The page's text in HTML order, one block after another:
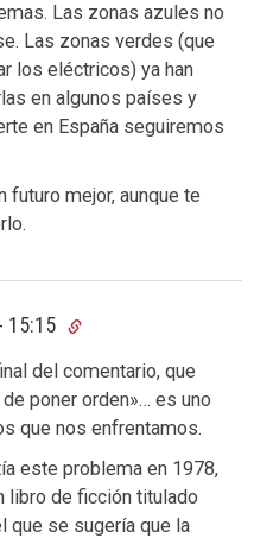
Las zonas azules no
Las zonas verdes (que
los eléctricos) ya han
en algunos países y
en España seguiremos
futuro mejor, aunque te
15:15
del comentario, que
poner orden»… es uno
que nos enfrentamos.
este problema en 1978,
libro de ficción titulado
que se sugería que la